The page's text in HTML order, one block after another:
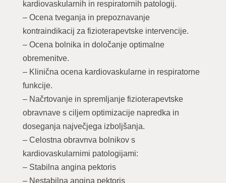
kardiovaskularnih in respiratornih patologij.
– Ocena tveganja in prepoznavanje
kontraindikacij za fizioterapevtske intervencije.
– Ocena bolnika in določanje optimalne
obremenitve.
– Klinična ocena kardiovaskularne in respiratorne
funkcije.
– Načrtovanje in spremljanje fizioterapevtske
obravnave s ciljem optimizacije napredka in
doseganja največjega izboljšanja.
– Celostna obravnva bolnikov s
kardiovaskularnimi patologijami:
– Stabilna angina pektoris
– Nestabilna angina pektoris